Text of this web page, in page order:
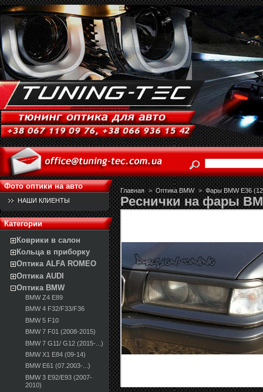
Фото оптики на авто
НАШИ КЛИЕНТЫ
Категории
Коврики в салон
Кольца в приборку
Оптика ALFA ROMEO
Оптика AUDI
Оптика BMW
BMW Z4 E89
BMW 4 F32/F33/F36
BMW 5 F10
BMW 7 F01 (2008-2015)
BMW 7 G11/ G12 (2015-...)
BMW X1 E84 (09-14)
BMW E61 (07.2003-...)
BMW 3 E92/E93 (2007-
2010)
Главная > Оптика BMW > Фары BMW E36
Реснички на фары